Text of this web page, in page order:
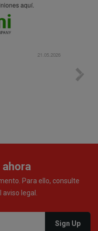
aquí.
web user-friendly. Consegna
Imballaggio eccellente. Ormai
Para ello, consulte
legal.